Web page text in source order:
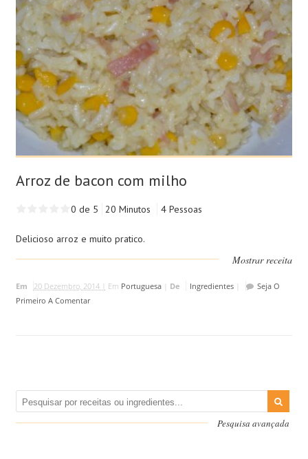
Arroz de bacon com milho
0 de 5 20 Minutos 4 Pessoas
Delicioso arroz e muito pratico.
Mostrar receita
Em 20 Dezembro, 2014 | Em Portuguesa| De Ingredientes|
Seja O
Primeiro A Comentar
Pesquisa avançada